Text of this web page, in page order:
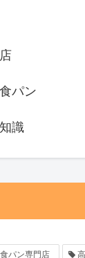
パン
識
パン専門店